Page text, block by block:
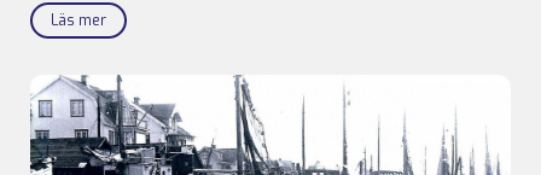
Läs mer